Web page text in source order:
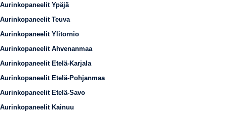
Aurinkopaneelit Ypäjä
Aurinkopaneelit Teuva
Aurinkopaneelit Ylitornio
Aurinkopaneelit Ahvenanmaa
Aurinkopaneelit Etelä-Karjala
Aurinkopaneelit Etelä-Pohjanmaa
Aurinkopaneelit Etelä-Savo
Aurinkopaneelit Kainuu